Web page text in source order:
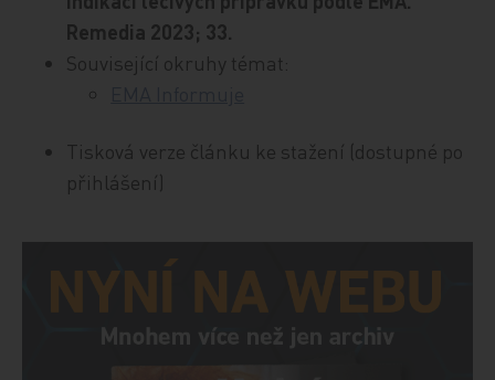
Remedia 2023; 33.
Související okruhy témat:
Tisková verze článku ke stažení (dostupné po
přihlášení)